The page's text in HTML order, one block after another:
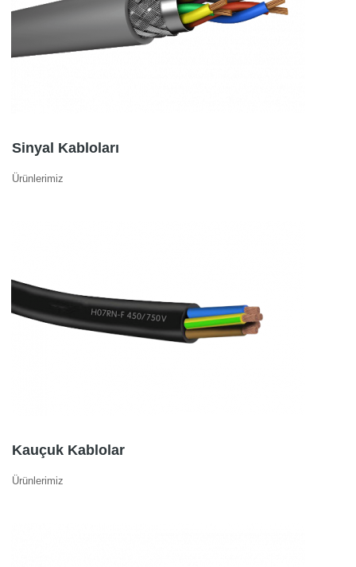
Sinyal Kabloları
Ürünlerimiz
Kauçuk Kablolar
Ürünlerimiz